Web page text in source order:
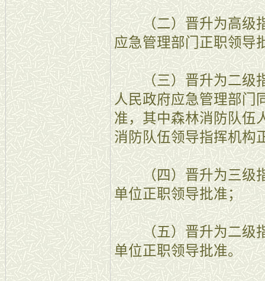
（二）晋升为高级指
应急管理部门正职领导
（三）晋升为二级指
人民政府应急管理部门
准，其中森林消防队伍
消防队伍领导指挥机构
（四）晋升为三级指
单位正职领导批准；
（五）晋升为二级指
单位正职领导批准。